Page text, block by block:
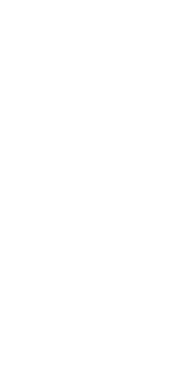
цвета,
вторая –